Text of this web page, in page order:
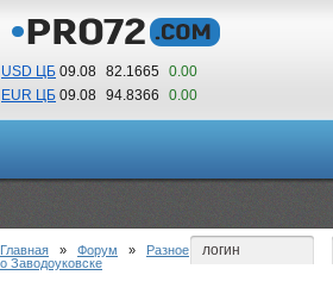
USD ЦБ 09.08 82.1665 0.00
EUR ЦБ 09.08 94.8366 0.00
17 49
По Гринвичу (GMT +5)
Главная » Форум » Разное
о Заводоуковске